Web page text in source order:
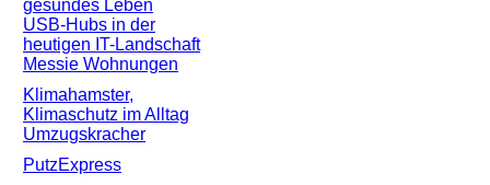
gesundes Leben
USB-Hubs in der
heutigen IT-Landschaft
Messie Wohnungen
Klimahamster,
Klimaschutz im Alltag
Umzugskracher
PutzExpress